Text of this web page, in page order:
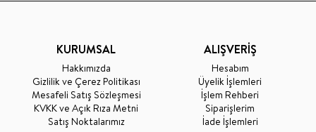
KURUMSAL
Hakkımızda
Gizlilik ve Çerez Politikası
Mesafeli Satış Sözleşmesi
KVKK ve Açık Rıza Metni
Satış Noktalarımız
ALIŞVERİŞ
Hesabım
Üyelik İşlemleri
İşlem Rehberi
Siparişlerim
İade İşlemleri